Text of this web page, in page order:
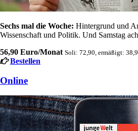
Sechs mal die Woche: Hintergrund und
Wissenschaft und Politik. Und Samstag
56,90 Euro/Monat Soli: 72,90, ermäßigt:
Bestellen
Online